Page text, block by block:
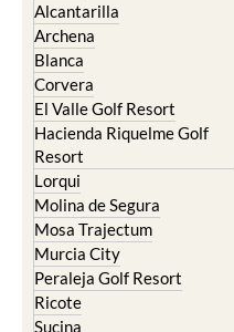
Alcantarilla
Archena
Blanca
Corvera
El Valle Golf Resort
Hacienda Riquelme Golf
Resort
Lorqui
Molina de Segura
Mosa Trajectum
Murcia City
Peraleja Golf Resort
Ricote
Sucina